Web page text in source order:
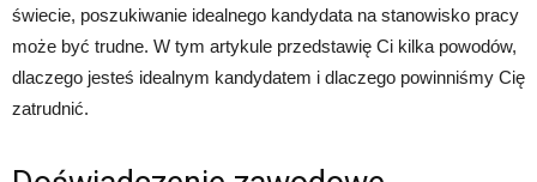
świecie, poszukiwanie idealnego kandydata na stanowisko pracy
może być trudne. W tym artykule przedstawię Ci kilka powodów,
dlaczego jesteś idealnym kandydatem i dlaczego powinniśmy Cię
zatrudnić.